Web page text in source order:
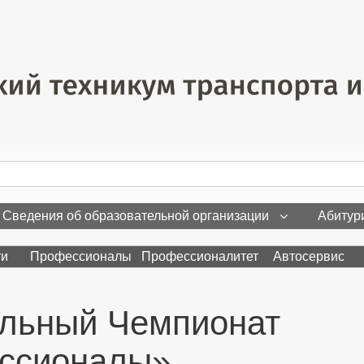
Сведения об образовательной организации
Профессионалы Профессионалитет Автосервис
Чемпионат